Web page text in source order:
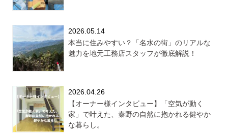
2026.05.14
本当に住みやすい？「名水の街」のリアルな
魅力を地元工務店スタッフが徹底解説！
2026.04.26
【オーナー様インタビュー】「空気が動く
家」で叶えた、秦野の自然に抱かれる健やか
な暮らし。